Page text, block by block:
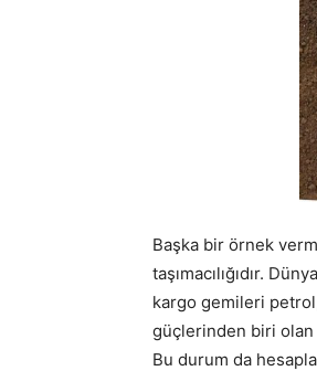
Başka bir örnek
taşımacılığıdır.
kargo gemileri
güçlerinden biri olan
Bu durum da